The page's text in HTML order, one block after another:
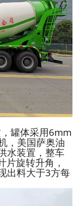
罐体采用6mm
，美国萨奥油
水装置，整车
旋转升角，
出料大于3方每